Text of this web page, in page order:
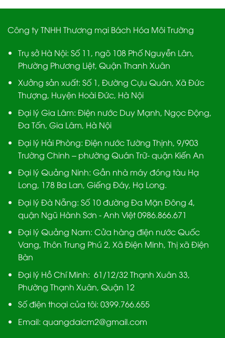
Công ty TNHH Thương mại Bách Hóa Môi Trường
Trụ sở Hà Nội: Số 11, ngõ 108 Phố Nguyễn Lân,
Phường Phương Liệt, Quận Thanh Xuân
Xưởng sản xuất: Số 1, Đường Cựu Quán, Xã Đức
Thượng, Huyện Hoài Đức, Hà Nội
Đại lý Gia Lâm: Điện nước Duy Mạnh, Ngọc Động,
Đa Tốn, Gia Lâm, Hà Nội
Đại lý Hải Phòng: Điện nước Tường Thịnh, 9/903
Trường Chinh – phường Quán Trữ- quận Kiến An
Đại lý Quảng Ninh: Gần nhà máy đóng tàu Hạ
Long, 178 Ba Lan, Giếng Đáy, Hạ Long.
Đại lý Đà Nẵng: Số 10 đường Đa Mặn Đông 4,
quận Ngũ Hành Sơn - Anh Việt 0986.866.671
Đại lý Quảng Nam: Cửa hàng điện nước Quốc
Vang, Thôn Trung Phú 2, Xã Điện Minh, Thị xã Điện
Bàn
Đại lý Hồ Chí Minh: 61/12/32 Thạnh Xuân 33,
Phường Thạnh Xuân, Quận 12
Số điện thoại của tôi: 0399.766.655
Email: quangdaicm2@gmail.com